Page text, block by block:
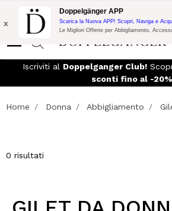
Promo Flash:
10% di Extra Sconto su 300€ di
DOPPEL300
x
Doppelgänger APP
Scarica la Nuova APP! Scopri, Naviga e
Le Migliori Offerte per Abbigliamento,
Iscriviti al Doppelganger Club!
sconti fino al -
Home Donna Abbigliamento
0 risultati